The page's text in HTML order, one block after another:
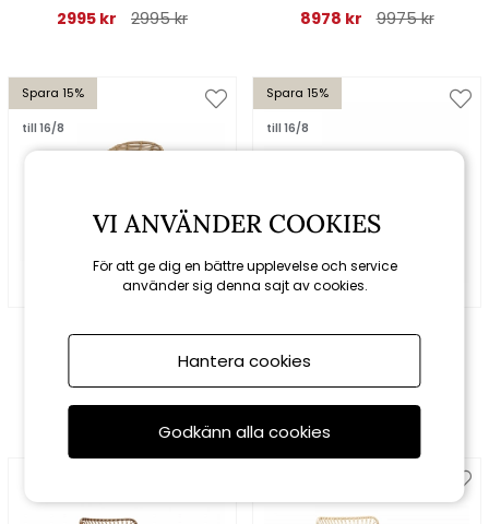
2995 kr 2995 kr
8978 kr
9975 kr
Spara 15%
till 16/8
12920 kr 15200 kr
Spara 15%
till 16/8
27200 kr 32000 kr
VI ANVÄNDER COOKIES
För att ge dig en bättre upplevelse och service
använder sig denna sajt av cookies.
Hantera cookies
Godkänn alla cookies